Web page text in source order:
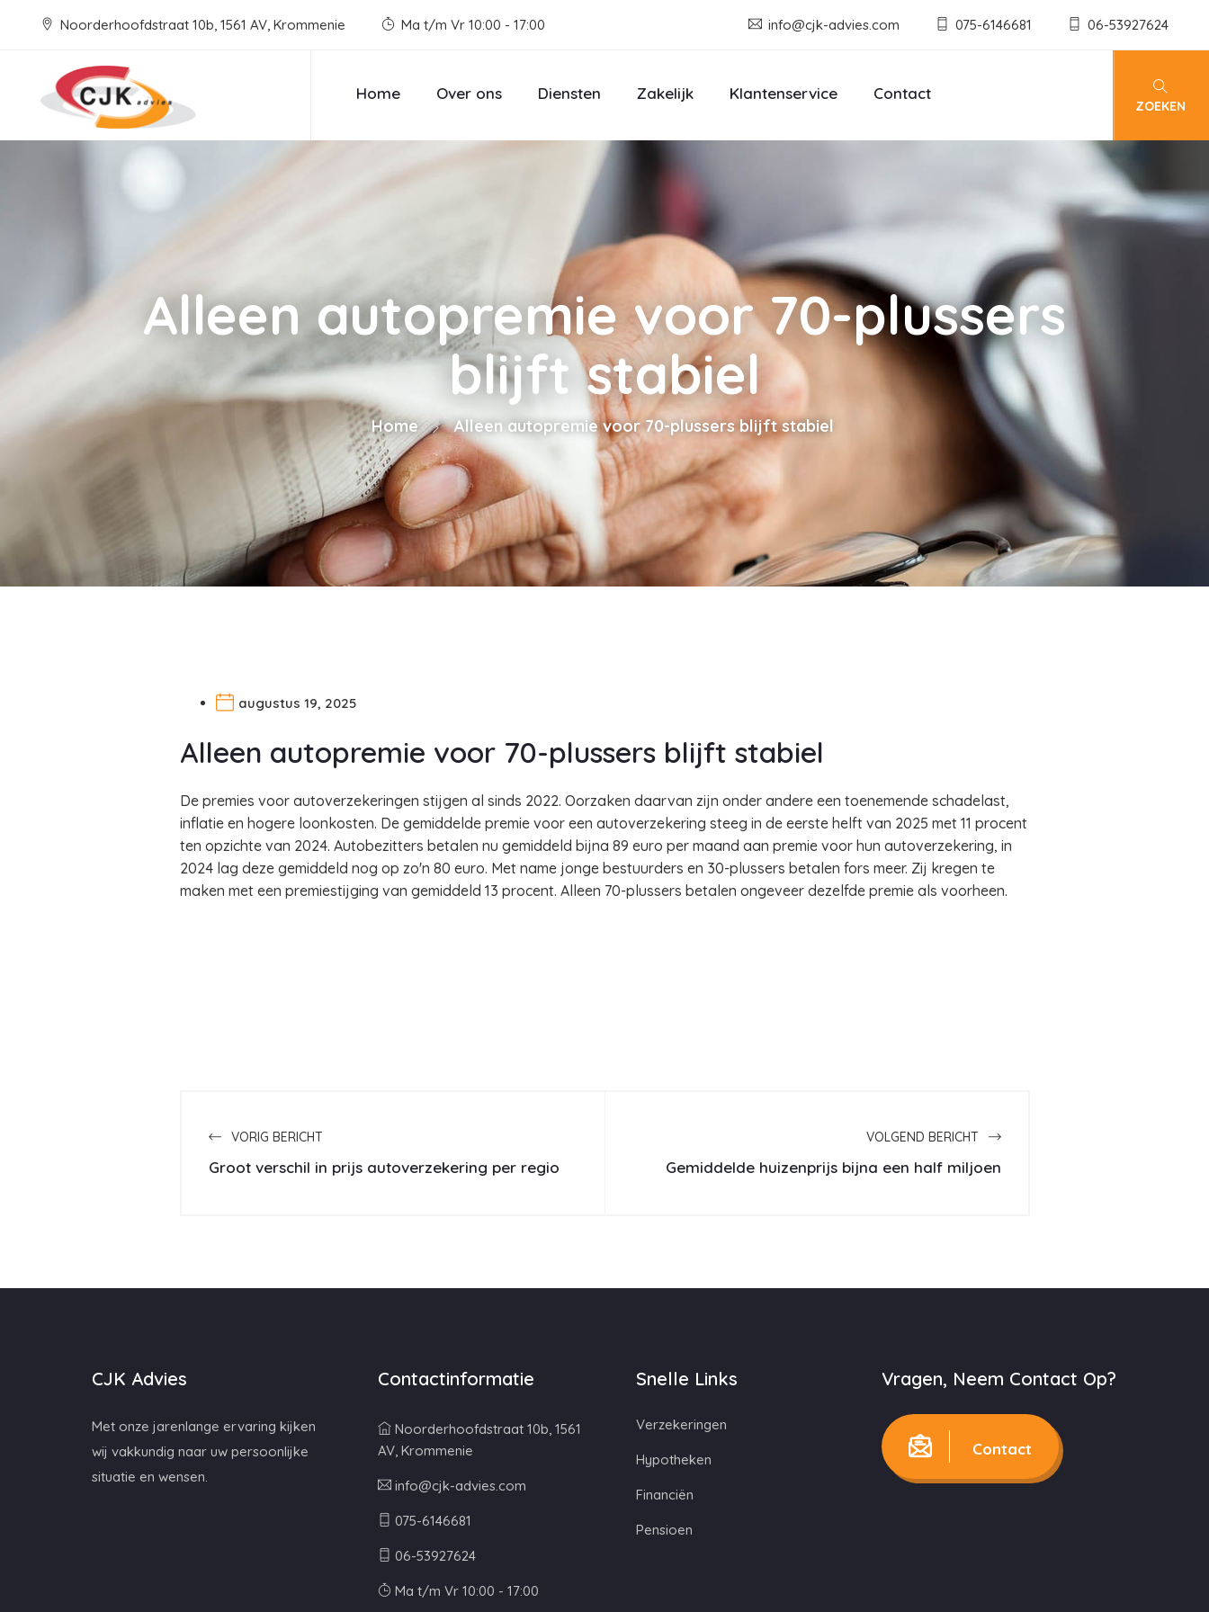
Noorderhoofdstraat 10b, 1561 AV, Krommenie Ma t/m Vr 10:00 - 17:00 info@cjk-advies.com 075-6146681 06-53927624
Home Over ons Diensten Zakelijk Klantenservice Contact
ZOEKEN
Alleen autopremie voor 70-plussers
blijft stabiel
Home Alleen autopremie voor 70-plussers blijft stabiel
augustus 19, 2025
Alleen autopremie voor 70-plussers blijft stabiel
De premies voor autoverzekeringen stijgen al sinds 2022. Oorzaken daarvan zijn onder andere een toenemende schadelast,
inflatie en hogere loonkosten. De gemiddelde premie voor een autoverzekering steeg in de eerste helft van 2025 met 11 procent
ten opzichte van 2024. Autobezitters betalen nu gemiddeld bijna 89 euro per maand aan premie voor hun autoverzekering, in
2024 lag deze gemiddeld nog op zo'n 80 euro. Met name jonge bestuurders en 30-plussers betalen fors meer. Zij kregen te
maken met een premiestijging van gemiddeld 13 procent. Alleen 70-plussers betalen ongeveer dezelfde premie als voorheen.
VORIG BERICHT
Groot verschil in prijs autoverzekering per regio
VOLGEND BERICHT
Gemiddelde huizenprijs bijna een half miljoen
CJK Advies
Met onze jarenlange ervaring kijken
wij vakkundig naar uw persoonlijke
situatie en wensen.
Contactinformatie
Noorderhoofdstraat 10b, 1561
AV, Krommenie
info@cjk-advies.com
075-6146681
06-53927624
Ma t/m Vr 10:00 - 17:00
Snelle Links
Verzekeringen
Hypotheken
Financiën
Pensioen
Vragen, Neem Contact Op?
Contact